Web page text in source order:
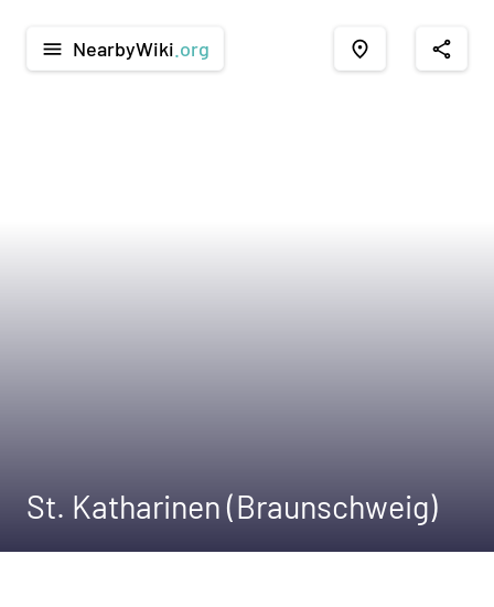
menu NearbyWiki .org place share
St. Katharinen (Braunschweig)